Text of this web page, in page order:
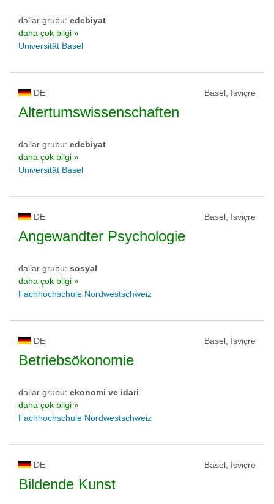
dallar grubu: edebiyat
daha çok bilgi »
Universität Basel
DE Basel, İsviçre
Altertumswissenschaften
dallar grubu: edebiyat
daha çok bilgi »
Universität Basel
DE Basel, İsviçre
Angewandter Psychologie
dallar grubu: sosyal
daha çok bilgi »
Fachhochschule Nordwestschweiz
DE Basel, İsviçre
Betriebsökonomie
dallar grubu: ekonomi ve idari
daha çok bilgi »
Fachhochschule Nordwestschweiz
DE Basel, İsviçre
Bildende Kunst